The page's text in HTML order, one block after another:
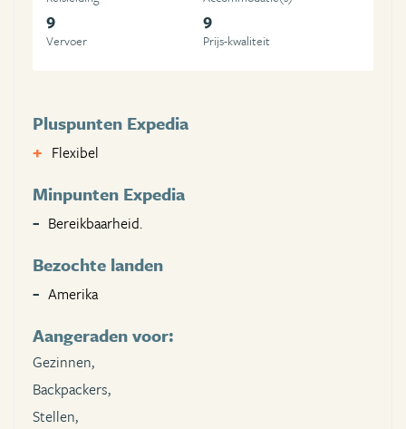
9
Vervoer
9
Prijs-kwaliteit
Pluspunten Expedia
Flexibel
Minpunten Expedia
Bereikbaarheid.
Bezochte landen
Amerika
Aangeraden voor:
Gezinnen,
Backpackers,
Stellen,